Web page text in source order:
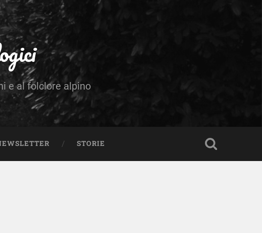
e al folclore alpino
STORIE